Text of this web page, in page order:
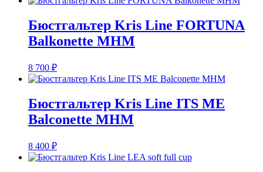
Бюстгальтер Kris Line FORTUNA
Balkonette MHM
8 700 ₽
Бюстгальтер Kris Line ITS ME
Balconette MHM
8 400 ₽